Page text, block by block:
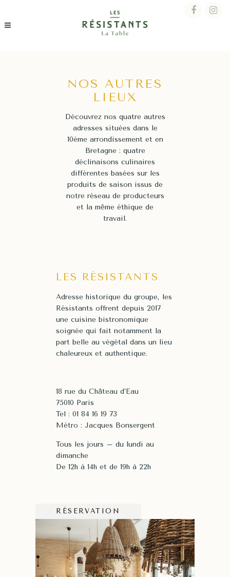
NOS AUTRES
LIEUX
Découvrez nos quatre autres
adresses situées dans le
10ème arrondissement et en
Bretagne : quatre
déclinaisons culinaires
différentes basées sur les
produits de saison issus de
notre réseau de producteurs
et la même éthique de
travail.
LES RÉSISTANTS
Adresse historique du groupe, les
Résistants offrent depuis 2017
une cuisine bistronomique
soignée qui fait notamment la
part belle au végétal dans un lieu
chaleureux et authentique.
18 rue du Château d’Eau
75010 Paris
Tel : 01 84 16 19 73
Métro : Jacques Bonsergent
Tous les jours – du lundi au
dimanche
De 12h à 14h et de 19h à 22h
RÉSERVATION